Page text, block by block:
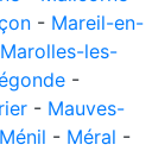
- Mareil-en-
Marolles-les-
-
- Mauves-
Ménil - Méral -